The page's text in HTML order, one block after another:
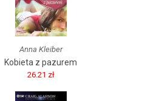
Anna Kleiber
Kobieta z pazurem
26.21 zł